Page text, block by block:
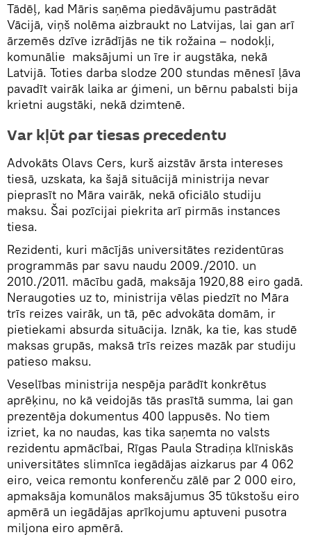
Tādēļ, kad Māris saņēma piedāvājumu pastrādāt
Vācijā, viņš nolēma aizbraukt no Latvijas, lai gan arī
ārzemēs dzīve izrādījās ne tik rožaina – nodokļi,
komunālie maksājumi un īre ir augstāka, nekā
Latvijā. Toties darba slodze 200 stundas mēnesī ļāva
pavadīt vairāk laika ar ģimeni, un bērnu pabalsti bija
krietni augstāki, nekā dzimtenē.
Var kļūt par tiesas precedentu
Advokāts Olavs Cers, kurš aizstāv ārsta intereses
tiesā, uzskata, ka šajā situācijā ministrija nevar
pieprasīt no Māra vairāk, nekā oficiālo studiju
maksu. Šai pozīcijai piekrita arī pirmās instances
tiesa.
Rezidenti, kuri mācījās universitātes rezidentūras
programmās par savu naudu 2009./2010. un
2010./2011. mācību gadā, maksāja 1920,88 eiro gadā.
Neraugoties uz to, ministrija vēlas piedzīt no Māra
trīs reizes vairāk, un tā, pēc advokāta domām, ir
pietiekami absurda situācija. Iznāk, ka tie, kas studē
maksas grupās, maksā trīs reizes mazāk par studiju
patieso maksu.
Veselības ministrija nespēja parādīt konkrētus
aprēķinu, no kā veidojās tās prasītā summa, lai gan
prezentēja dokumentus 400 lappusēs. No tiem
izriet, ka no naudas, kas tika saņemta no valsts
rezidentu apmācībai, Rīgas Paula Stradiņa klīniskās
universitātes slimnīca iegādājas aizkarus par 4 062
eiro, veica remontu konferenču zālē par 2 000 eiro,
apmaksāja komunālos maksājumus 35 tūkstošu eiro
apmērā un iegādājas aprīkojumu aptuveni pusotra
miljona eiro apmērā.